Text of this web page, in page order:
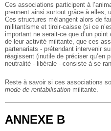
Ces associations participent à
prennent ainsi surtout grâce à elles,
Ces structures mélangent alors de
militantisme et tiroir-caisse (si ce
important ne serait-ce que d’un
de leur activité militante, que ces
partenariats - prétendant intervenir
réagissent (inutile de préciser qu’en
neutralité - libérale - consiste à se
Reste à savoir si ces associations
mode de rentabilisation militante.
ANNEXE B